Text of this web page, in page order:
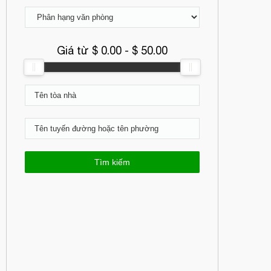
Giá từ $ 0.00 - $ 50.00